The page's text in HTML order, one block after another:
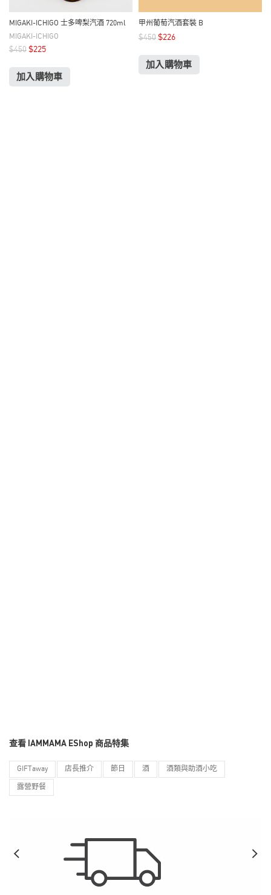
MIGAKI-ICHIGO 士多啤梨汽酒 720ml
MIGAKI-ICHIGO
$450 $225
加入購物車
甲州葡萄汽酒套裝 B
$450 $226
加入購物車
查看 IAMMAMA EShop 商品特集
GIFTaway 店長推介 節日 酒 酒類與助酒小吃
露營野餐